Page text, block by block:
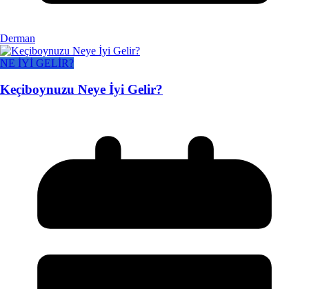
Derman
NE İYİ GELİR?
Keçiboynuzu Neye İyi Gelir?